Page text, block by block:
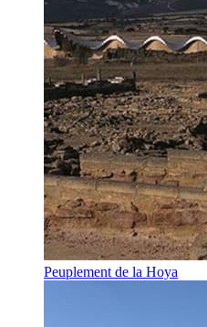
Peuplement de la Hoya